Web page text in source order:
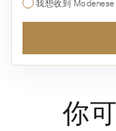
我想收到
你